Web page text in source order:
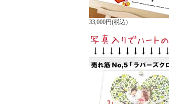
33,000円(税込)